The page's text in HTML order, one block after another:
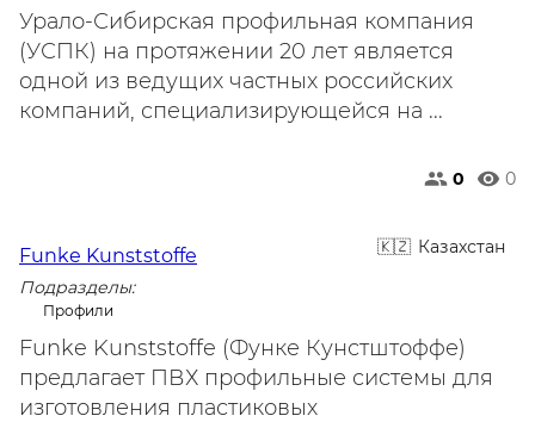
Урало-Сибирская профильная компания
(УСПК) на протяжении 20 лет является
одной из ведущих частных российских
компаний, специализирующейся на ...
0 0
Казахстан
Funke Kunststoffe
Подразделы:
Профили
Funke Kunststoffe (Функе Кунстштоффе)
предлагает ПВХ профильные системы для
изготовления пластиковых